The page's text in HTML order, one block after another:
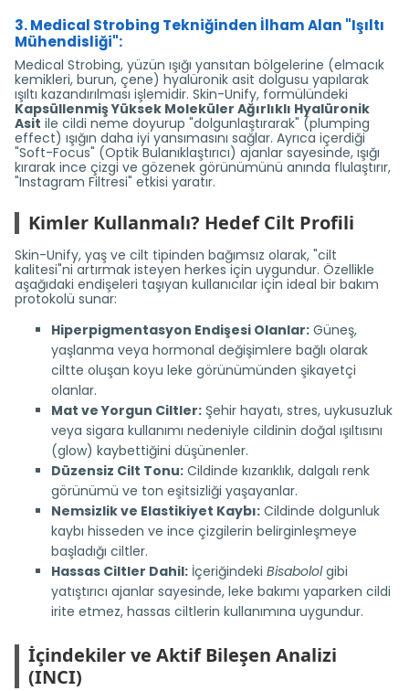
3. Medical Strobing Tekniğinden İlham Alan "Işıltı
Mühendisliği":
Medical Strobing, yüzün ışığı yansıtan bölgelerine (elmacık
kemikleri, burun, çene) hyalüronik asit dolgusu yapılarak
ışıltı kazandırılması işlemidir. Skin-Unify, formülündeki
Kapsüllenmiş Yüksek Moleküler Ağırlıklı Hyalüronik
Asit ile cildi neme doyurup "dolgunlaştırarak" (plumping
effect) ışığın daha iyi yansımasını sağlar. Ayrıca içerdiği
"Soft-Focus" (Optik Bulanıklaştırıcı) ajanlar sayesinde, ışığı
kırarak ince çizgi ve gözenek görünümünü anında flulaştırır,
"Instagram Filtresi" etkisi yaratır.
Kimler Kullanmalı? Hedef Cilt Profili
Skin-Unify, yaş ve cilt tipinden bağımsız olarak, "cilt
kalitesi"ni artırmak isteyen herkes için uygundur. Özellikle
aşağıdaki endişeleri taşıyan kullanıcılar için ideal bir bakım
protokolü sunar:
Hiperpigmentasyon Endişesi Olanlar: Güneş,
yaşlanma veya hormonal değişimlere bağlı olarak
ciltte oluşan koyu leke görünümünden şikayetçi
olanlar.
Mat ve Yorgun Ciltler: Şehir hayatı, stres, uykusuzluk
veya sigara kullanımı nedeniyle cildinin doğal ışıltısını
(glow) kaybettiğini düşünenler.
Düzensiz Cilt Tonu: Cildinde kızarıklık, dalgalı renk
görünümü ve ton eşitsizliği yaşayanlar.
Nemsizlik ve Elastikiyet Kaybı: Cildinde dolgunluk
kaybı hisseden ve ince çizgilerin belirginleşmeye
başladığı ciltler.
Hassas Ciltler Dahil: İçeriğindeki Bisabololgibi
yatıştırıcı ajanlar sayesinde, leke bakımı yaparken cildi
irite etmez, hassas ciltlerin kullanımına uygundur.
İçindekiler ve Aktif Bileşen Analizi
(INCI)